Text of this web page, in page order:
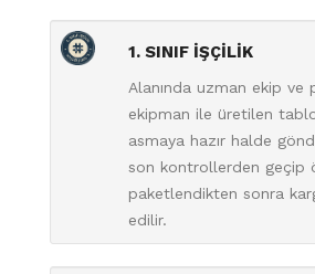
1. SINIF İŞÇİLİK
Alanında uzman ekip ve
ekipman ile üretilen
asmaya hazır halde
son kontrollerden geçip
paketlendikten sonra
edilir.